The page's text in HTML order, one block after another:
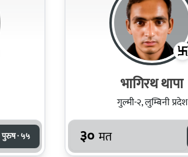
पुरुष · ५५
भागिरथ थापा
गुल्मी-२, लुम्बिनी प्रदेश
३० मत